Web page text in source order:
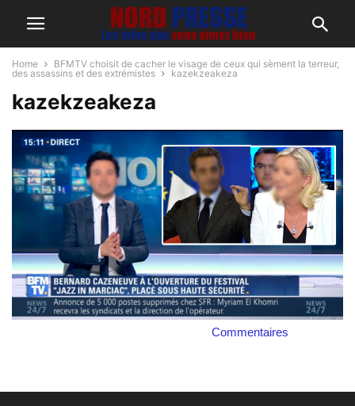
Home
BFMTV choisit de cacher le visage de ceux qui sèment la terreur,
des assassins et des extrémistes
kazekzeakeza
kazekzeakeza
Commentaires